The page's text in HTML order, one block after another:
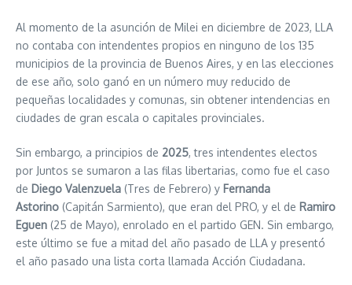
Al momento de la asunción de Milei en diciembre de 2023, LLA
no contaba con intendentes propios en ninguno de los 135
municipios de la provincia de Buenos Aires, y en las elecciones
de ese año, solo ganó en un número muy reducido de
pequeñas localidades y comunas, sin obtener intendencias en
ciudades de gran escala o capitales provinciales.
Sin embargo, a principios de 2025, tres intendentes electos
por Juntos se sumaron a las filas libertarias, como fue el caso
de Diego Valenzuela (Tres de Febrero) y Fernanda
Astorino (Capitán Sarmiento), que eran del PRO, y el de Ramiro
Eguen (25 de Mayo), enrolado en el partido GEN. Sin embargo,
este último se fue a mitad del año pasado de LLA y presentó
el año pasado una lista corta llamada Acción Ciudadana.